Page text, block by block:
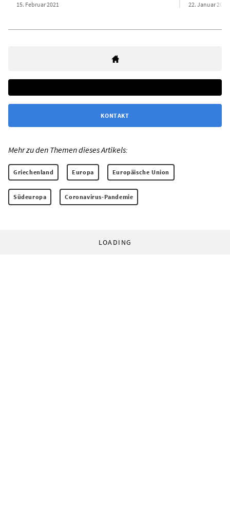
15. Februar 2021 22. Januar 2021
KONTAKT
Mehr zu den Themen dieses Artikels:
Griechenland Europa Europäische Union
Südeuropa Coronavirus-Pandemie
LOADING